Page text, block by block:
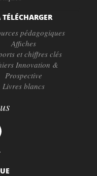
TÉLÉCHARGER
pédagogiques
Affiches
et chiffres clés
Innovation &
Prospective
Livres blancs